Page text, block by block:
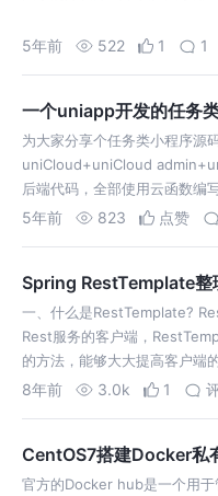
5年前 522 1 1
一个uniapp开发的任务
为大家分享个任务类小程序源
uniCloud+uniCloud
后端代码，全部使用云函数编
5年前 823 点赞
Spring RestTemplate整
一、什么是RestTemplate?
Rest服务的客户端，
的方法，能够大大提高客户端
构造函数，RestTemplat…
8年前 3.0k 1
CentOS7搭建Docker私
官方的Docker hub是一个用于